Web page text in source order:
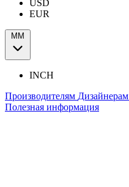
USD
EUR
ММ
INCH
Производителям Дизайнерам
Полезная информация